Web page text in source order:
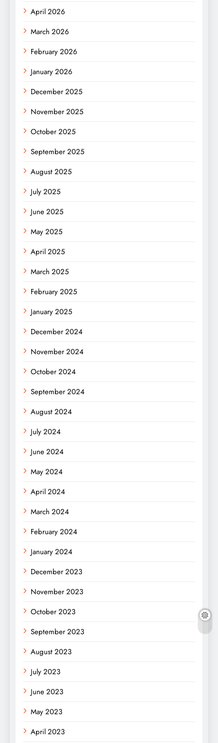
April 2026
March 2026
February 2026
January 2026
December 2025
November 2025
October 2025
September 2025
August 2025
July 2025
June 2025
May 2025
April 2025
March 2025
February 2025
January 2025
December 2024
November 2024
October 2024
September 2024
August 2024
July 2024
June 2024
May 2024
April 2024
March 2024
February 2024
January 2024
December 2023
November 2023
October 2023
September 2023
August 2023
July 2023
June 2023
May 2023
April 2023